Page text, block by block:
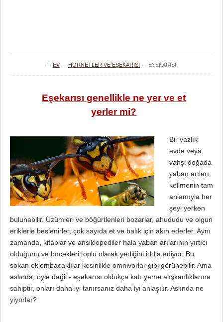
≡ EV→ HORNETLER VE EŞEKARISI → EŞEKARISI
Eşekarısı genellikle ne yer ve et
yerler mi?
Bir yazlık
evde veya
vahşi doğada
yaban arıları,
kelimenin tam
anlamıyla her
şeyi yerken
bulunabilir. Üzümleri ve böğürtlenleri bozarlar, ahududu ve olgun
eriklerle beslenirler, çok sayıda et ve balık için akın ederler. Aynı
zamanda, kitaplar ve ansiklopediler hala yaban arılarının yırtıcı
olduğunu ve böcekleri toplu olarak yediğini iddia ediyor. Bu
sokan eklembacaklılar kesinlikle omnivorlar gibi görünebilir. Ama
aslında, öyle değil - eşekarısı oldukça katı yeme alışkanlıklarına
sahiptir, onları daha iyi tanırsanız daha iyi anlaşılır. Aslında ne
yiyorlar?